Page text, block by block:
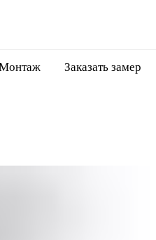
Заказать замер